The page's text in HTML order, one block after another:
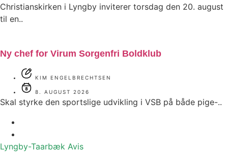
Christianskirken i Lyngby inviterer torsdag den 20. august
til en..
Ny chef for Virum Sorgenfri Boldklub
KIM ENGELBRECHTSEN
8. AUGUST 2026
Skal styrke den sportslige udvikling i VSB på både pige-..
Lyngby-Taarbæk Avis